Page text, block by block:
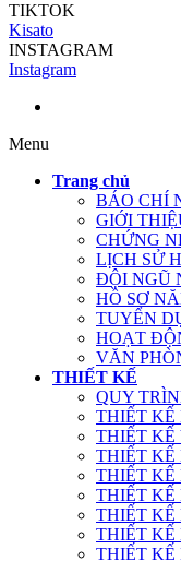
TIKTOK
Kisato
INSTAGRAM
Instagram
Menu
Trang chủ
BÁO CHÍ
GIỚI
CHỨNG
LỊCH SỬ
ĐỘI NGŨ
HỒ SƠ
TUYỂN
HOẠT
VĂN
THIẾT KẾ
QUY
THIẾT
THIẾT
THIẾT KẾ
THIẾT KẾ
THIẾT KẾ
THIẾT KẾ
THIẾT KẾ
THIẾT KẾ